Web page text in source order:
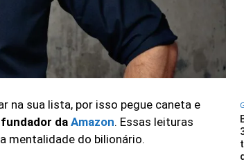
na sua lista, por isso pegue caneta e
daAmazon. Essas leituras
mentalidade do bilionário.